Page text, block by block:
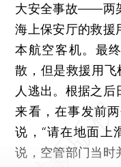
大安全事故——两
海上保安厅的救援
本航空客机。最
散，但是救援用
人逃出。根据之
来看，在事发前
说，“请在地面上
说，空管部门当时